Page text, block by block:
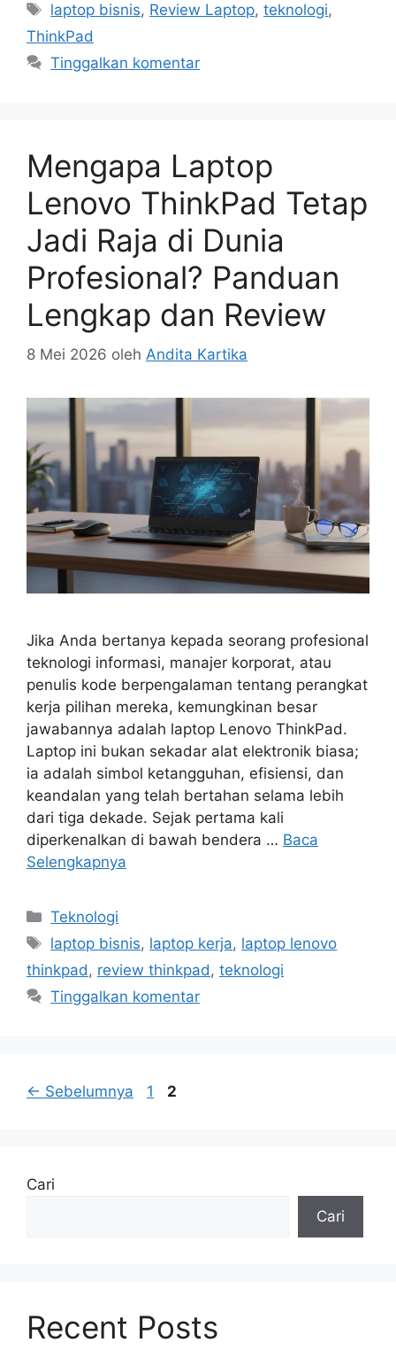
Tag
laptop bisnis, Review Laptop,teknologi,
ThinkPad
Tinggalkan komentar
Mengapa Laptop
Lenovo ThinkPad Tetap
Jadi Raja di Dunia
Profesional? Panduan
Lengkap dan Review
8 Mei 2026 oleh Andita Kartika
Jika Anda bertanya kepada seorang profesional
teknologi informasi, manajer korporat, atau
penulis kode berpengalaman tentang perangkat
kerja pilihan mereka, kemungkinan besar
jawabannya adalah laptop Lenovo ThinkPad.
Laptop ini bukan sekadar alat elektronik biasa;
ia adalah simbol ketangguhan, efisiensi, dan
keandalan yang telah bertahan selama lebih
dari tiga dekade. Sejak pertama kali
diperkenalkan di bawah bendera … Baca
Selengkapnya
Kategori
Teknologi
Tag
laptop bisnis, laptop kerja, laptop lenovo
thinkpad, review thinkpad, teknologi
Tinggalkan komentar
← Sebelumnya Halaman
1 Halaman
2
Cari
Cari
Recent Posts